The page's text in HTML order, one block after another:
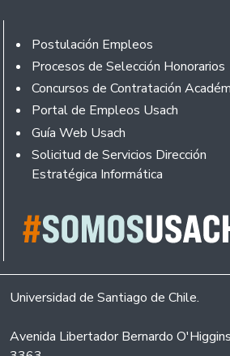
Footer
Postulación Empleos
Procesos de Selección Honorarios
Concursos de Contratación
Portal de Empleos Usach
Guía Web Usach
Solicitud de Servicios Dirección
Estratégica Informática
Universidad de Santiago de Chile.
Avenida Libertador Bernardo